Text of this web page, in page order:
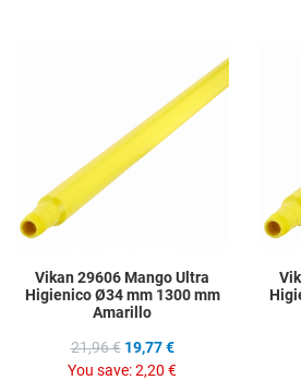
Vikan 29606 Mango Ultra
Higienico Ø34 mm 1300 mm
Amarillo
21,96 € 19,77 €
You save:2,20 €